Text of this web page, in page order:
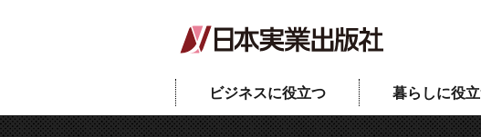
ビジネスに役立つ 暮らしに役